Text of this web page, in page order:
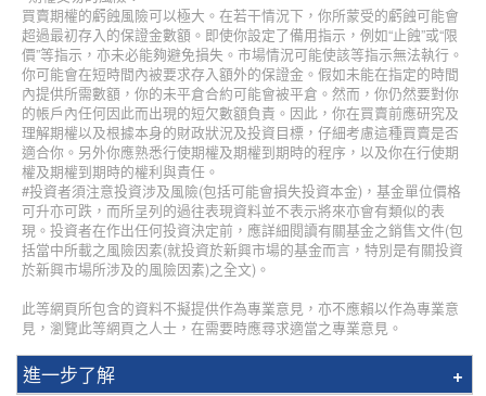
買賣期權的虧蝕風險可以極大。在若干情況下，你所蒙受的虧蝕可能會
超過最初存入的保證金數額。即使你設定了備用指示，例如“止蝕”或“限
價”等指示，亦未必能夠避免損失。市場情況可能使該等指示無法執行。
你可能會在短時間內被要求存入額外的保證金。假如未能在指定的時間
內提供所需數額，你的未平倉合約可能會被平倉。然而，你仍然要對你
的帳戶內任何因此而出現的短欠數額負責。因此，你在買賣前應研究及
理解期權以及根據本身的財政狀況及投資目標，仔細考慮這種買賣是否
適合你。另外你應熟悉行使期權及期權到期時的程序，以及你在行使期
權及期權到期時的權利與責任。
#投資者須注意投資涉及風險(包括可能會損失投資本金)，基金單位價格
可升亦可跌，而所呈列的過往表現資料並不表示將來亦會有類似的表
現。投資者在作出任何投資決定前，應詳細閱讀有關基金之銷售文件(包
括當中所載之風險因素(就投資於新興市場的基金而言，特別是有關投資
於新興市場所涉及的風險因素)之全文)。
此等網頁所包含的資料不擬提供作為專業意見，亦不應賴以作為專業意
見，瀏覽此等網頁之人士，在需要時應尋求適當之專業意見。
進一步了解